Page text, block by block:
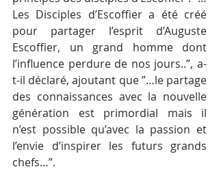
Les Disciples d’Escoffier a été créé
pour partager l’esprit d’Auguste
Escoffier, un grand homme dont
l’influence perdure de nos jours..”, a-
t-il déclaré, ajoutant que ”…le partage
des connaissances avec la nouvelle
génération est primordial mais il
n’est possible qu’avec la passion et
l’envie d’inspirer les futurs grands
chefs…”.